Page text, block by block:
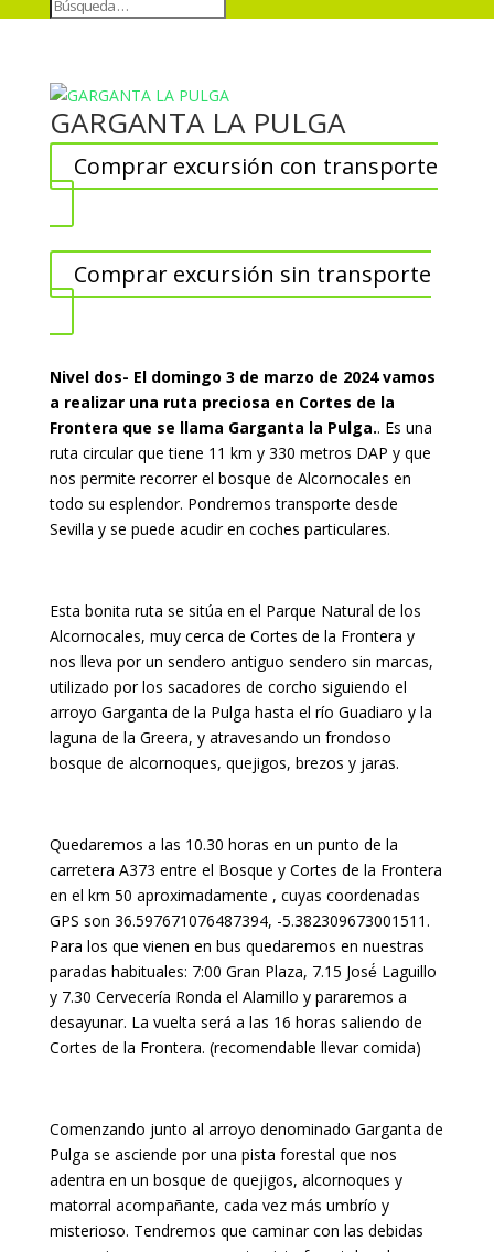
GARGANTA LA PULGA
Comprar excursión con transporte
Comprar excursión sin transporte
Nivel dos- El domingo 3 de marzo de 2024 vamos
a realizar una ruta preciosa en Cortes de la
Frontera que se llama Garganta la Pulga.. Es una
ruta circular que tiene 11 km y 330 metros DAP y que
nos permite recorrer el bosque de Alcornocales en
todo su esplendor. Pondremos transporte desde
Sevilla y se puede acudir en coches particulares.
Esta bonita ruta se sitúa en el Parque Natural de los
Alcornocales, muy cerca de Cortes de la Frontera y
nos lleva por un sendero antiguo sendero sin marcas,
utilizado por los sacadores de corcho siguiendo el
arroyo Garganta de la Pulga hasta el río Guadiaro y la
laguna de la Greera, y atravesando un frondoso
bosque de alcornoques, quejigos, brezos y jaras.
Quedaremos a las 10.30 horas en un punto de la
carretera A373 entre el Bosque y Cortes de la Frontera
en el km 50 aproximadamente , cuyas coordenadas
GPS son 36.597671076487394, -5.382309673001511.
Para los que vienen en bus quedaremos en nuestras
paradas habituales: 7:00 Gran Plaza, 7.15 José́ Laguillo
y 7.30 Cervecería Ronda el Alamillo y pararemos a
desayunar. La vuelta será a las 16 horas saliendo de
Cortes de la Frontera. (recomendable llevar comida)
Comenzando junto al arroyo denominado Garganta de
Pulga se asciende por una pista forestal que nos
adentra en un bosque de quejigos, alcornoques y
matorral acompañante, cada vez más umbrío y
misterioso. Tendremos que caminar con las debidas